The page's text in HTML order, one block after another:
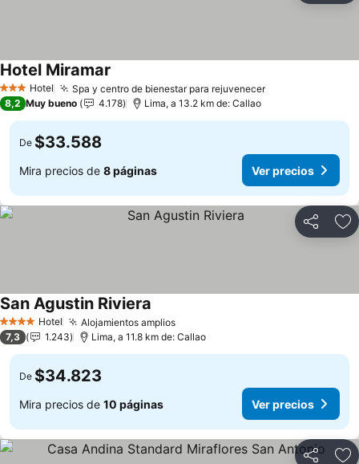
3 Estrellas
Hotel Spa y centro de bienestar para rejuvenecer
Hotel Miramar
8,2 Muy bueno 4.178 Lima, a 13.2 km de: Callao
De $33.588
Mira precios de 8 páginas Ver precios
Compartir
4 EstrellasHotel Alojamientos amplios
San Agustin Riviera
7,3 1.243 Lima, a 11.8 km de: Callao
De $34.823
Mira precios de 10 páginas Ver precios